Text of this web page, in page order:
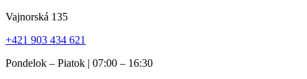
Preskočiť
obsah
Vajnorská 135
+421 903 434 621
Pondelok – Piatok | 07:00 – 16:30